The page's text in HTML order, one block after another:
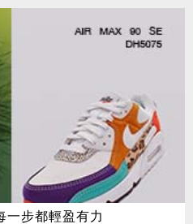
一步都輕盈有力